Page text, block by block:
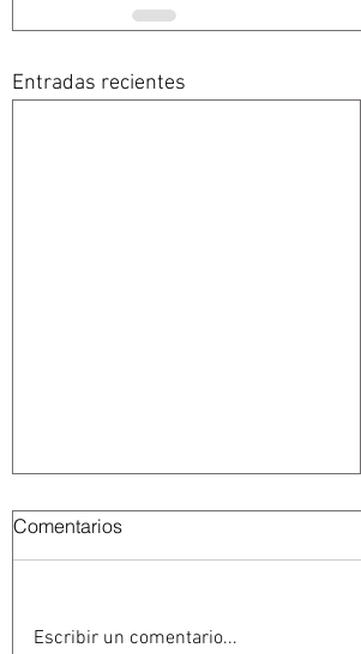
Entradas recientes
Comentarios
Escribir un comentario...